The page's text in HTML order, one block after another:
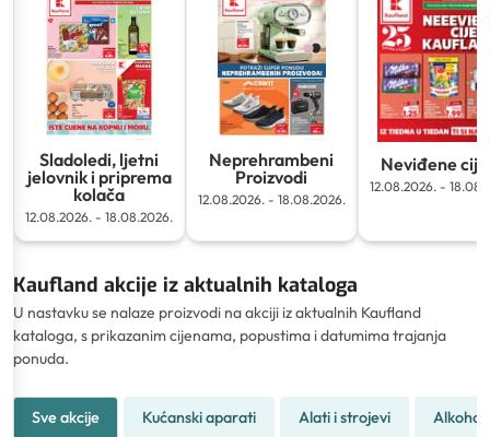
Sladoledi, ljetni
jelovnik i priprema
kolača
12.08.2026. -18.08.2026.
Neprehrambeni
Proizvodi
12.08.2026. - 18.08.2026.
Neviđene
12.08.2026. -
Kaufland akcije iz aktualnih kataloga
U nastavku se nalaze proizvodi na akciji iz aktualnih Kaufland
kataloga, s prikazanim cijenama, popustima i datumima trajanja
ponuda.
Sve akcije Kućanski aparati Alati i strojevi